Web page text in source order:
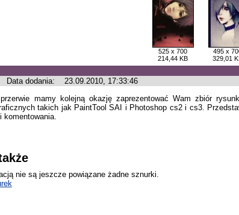
525 x 700
214,44 KB
495 x
329,01
Data dodania:
23.09.2010, 17:33:46
mamy kolejną okazję zaprezentować Wam zbiór
takich jak PaintTool SAI i Photoshop cs2 i cs3.
komentowania.
nie są jeszcze powiązane żadne sznurki.